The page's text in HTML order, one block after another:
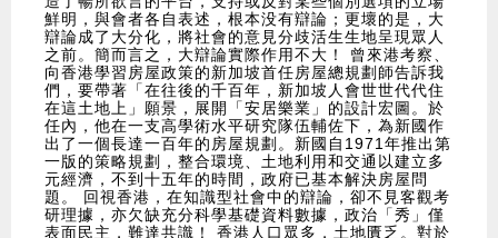
鮮明，與會者各自表述，根本没有辯論；更壞的是，大
辯論成了大分化，將社會的意見分歧活生生地呈現眾人
之前。簡而言之，大辯論實際作用不大！ 曾來港考察、
向香港學習房屋政策的新加坡首任房屋總規劃師告訴我
們，要帶著「在往後的千百年，新加坡人會世世代代住
在這土地上」願景，展開「安居樂業」的設計宏圖。於
任內，他在一支高學術水平研究隊伍輔佐下，為新國作
出了一個長達一百年的房屋規劃。新國自1971年推出第
一版的策略規劃，整合環境、土地利用和交通以建立多
元經濟，不到十五年的時間，政府已基本解決房屋問
題。 回視香港，在知識型社會中的辯論，卻不見客觀考
研理據，亦欠缺充分科學基礎資料數據，政治「秀」僅
表面民主，難達共識！ 香港人口眾多，土地匱乏。對於